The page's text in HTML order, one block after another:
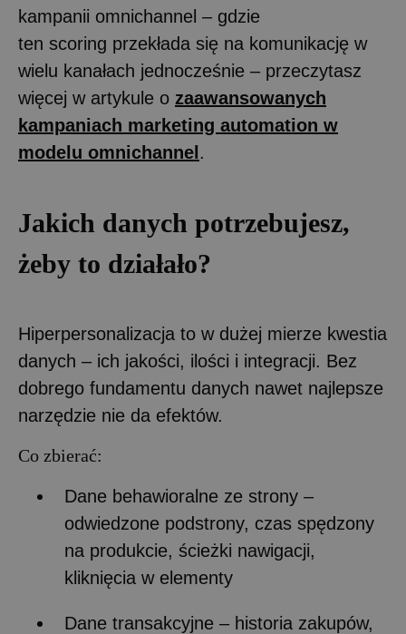
kampanii omnichannel – gdzie
ten scoring przekłada się na komunikację w
wielu kanałach jednocześnie – przeczytasz
więcej w artykule o zaawansowanych
kampaniach marketing automation w
modelu omnichannel .
Jakich danych potrzebujesz,
żeby to działało?
Hiperpersonalizacja to w dużej mierze kwestia
danych – ich jakości, ilości i integracji. Bez
dobrego fundamentu danych nawet najlepsze
narzędzie nie da efektów.
Co zbierać:
Dane behawioralne ze strony –
odwiedzone podstrony, czas spędzony
na produkcie, ścieżki nawigacji,
kliknięcia w elementy
Dane transakcyjne – historia zakupów,